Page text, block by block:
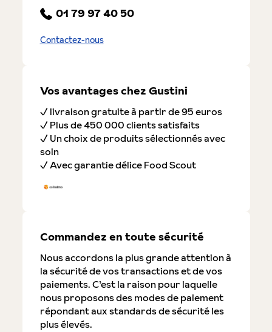
01 79 97 40 50
Contactez-nous
Vos avantages chez Gustini
✓ livraison gratuite à partir de 95 euros
✓ Plus de 450 000 clients satisfaits
✓ Un choix de produits sélectionnés avec
soin
✓ Avec garantie délice Food Scout
Commandez en toute sécurité
Nous accordons la plus grande attention à
la sécurité de vos transactions et de vos
paiements. C’est la raison pour laquelle
nous proposons des modes de paiement
répondant aux standards de sécurité les
plus élevés.